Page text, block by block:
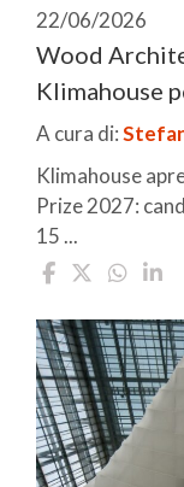
22/06/2026
Wood
Klimahouse
A cura di:
Klimahouse
Prize 2027:
15 ...